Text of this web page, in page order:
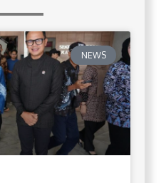
NEWS